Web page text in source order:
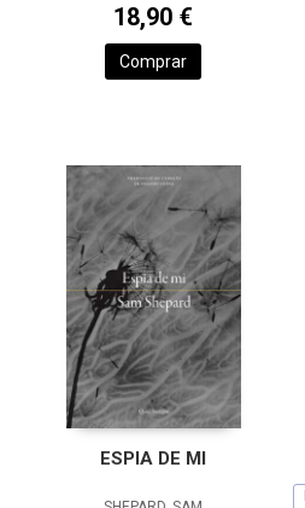
18,90 €
Comprar
ESPIA DE MI